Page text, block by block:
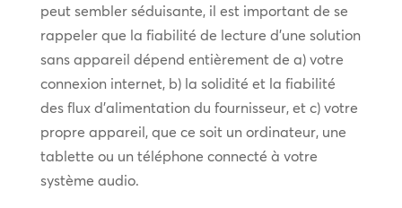
peut sembler séduisante, il est important de se
rappeler que la fiabilité de lecture d’une solution
sans appareil dépend entièrement de a) votre
connexion internet, b) la solidité et la fiabilité
des flux d’alimentation du fournisseur, et c) votre
propre appareil, que ce soit un ordinateur, une
tablette ou un téléphone connecté à votre
système audio.